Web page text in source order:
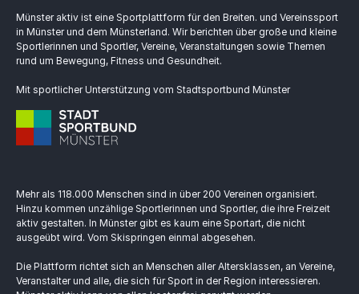
Münster aktiv ist eine Sportplattform für den Breiten. und Vereinssport
in Münster und dem Münsterland. Wir berichten über große und kleine
Sportlerinnen und Sportler, Vereine, Veranstaltungen sowie Themen
rund um Bewegung, Fitness und Gesundheit.
Mit sportlicher Unterstützung vom Stadtsportbund Münster
Mehr als 118.000 Menschen sind in über 200 Vereinen organisiert.
Hinzu kommen unzählige Sportlerinnen und Sportler, die ihre Freizeit
aktiv gestalten. In Münster gibt es kaum eine Sportart, die nicht
ausgeübt wird. Vom Skispringen einmal abgesehen.
Die Plattform richtet sich an Menschen aller Altersklassen, an Vereine,
Veranstalter und alle, die sich für Sport in der Region interessieren.